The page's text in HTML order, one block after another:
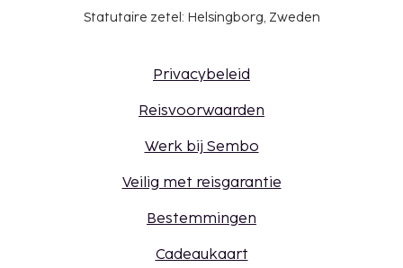
Statutaire zetel: Helsingborg, Zweden
Privacybeleid
Reisvoorwaarden
Werk bij Sembo
Veilig met reisgarantie
Bestemmingen
Cadeaukaart